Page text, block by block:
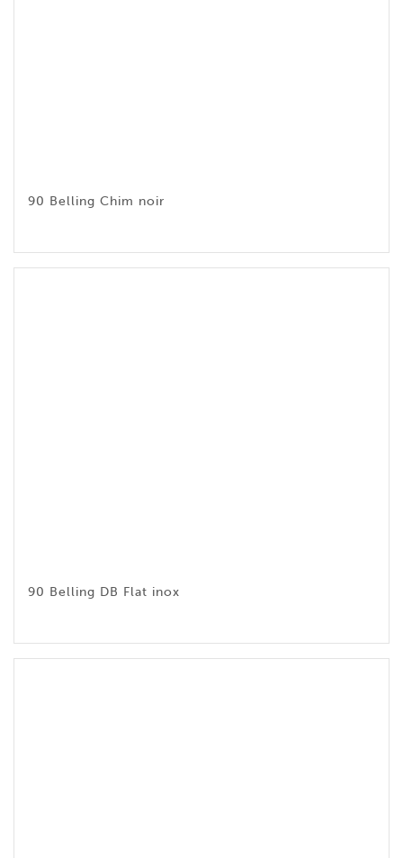
90 Belling Chim noir
90 Belling DB Flat inox